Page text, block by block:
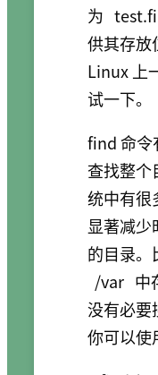
为
供其存放
Linux 上
试一下。
find 命令
查找整个
统中有很
显著减
的目录。
/var 中
没有必要
你可以使